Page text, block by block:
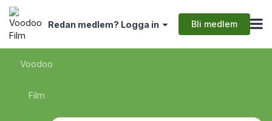
Redan medlem? Logga in Bli medlem
Voodoo
Film